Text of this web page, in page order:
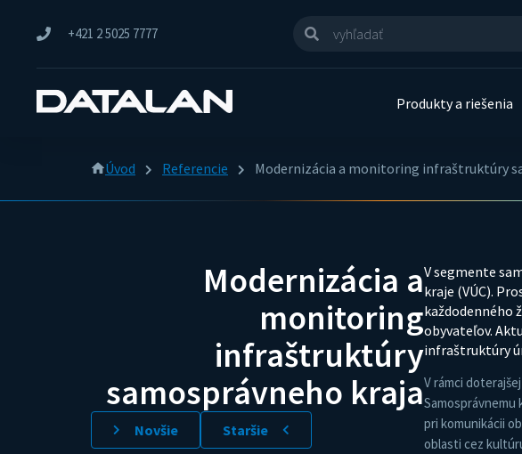
+421 2 5025 7777
Produkty a riešenia
Úvod Referencie Modernizácia a monitoring infraštruktúry
Modernizácia a
monitoring
infraštruktúry
samosprávneho kraja
Staršie
Novšie
V segmente
kraje (VÚC).
každodenného
obyvateľov.
infraštruktúry
V rámci
pri komuni­kácii
oblasti cez